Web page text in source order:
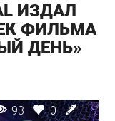
ИЗДАЛ
ФИЛЬМА
ДЕНЬ»
93 0